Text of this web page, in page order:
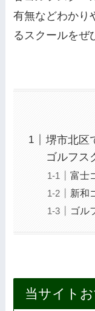
有無などわかり
るスクールをぜ
堺市北区
ゴルフス
富士
新和
ゴル
当サイト